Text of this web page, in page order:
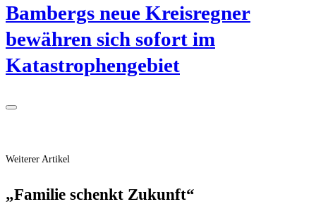
Bam­bergs neue Kreis­reg­ner
bewäh­ren sich sofort im
Katastrophengebiet
Weiterer Artikel
„Fami­lie schenkt Zukunft“